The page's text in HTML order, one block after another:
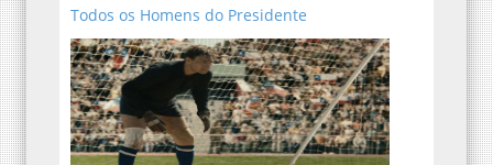
Todos os Homens do Presidente